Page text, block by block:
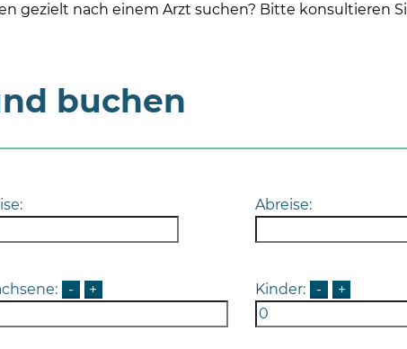
gezielt nach einem Arzt suchen? Bitte konsultieren
buchen
Abreise:
- + Kinder: - +